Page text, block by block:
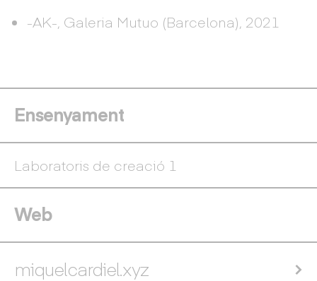
-AK-, Galeria Mutuo (Barcelona), 2021
Ensenyament
Laboratoris de creació 1
Web
miquelcardiel.xyz